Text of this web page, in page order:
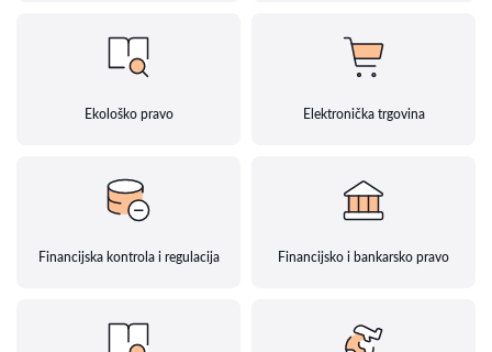
Ekološko pravo Elektronička trgovina
Financijska kontrola i regulacija Financijsko i bankarsko pravo